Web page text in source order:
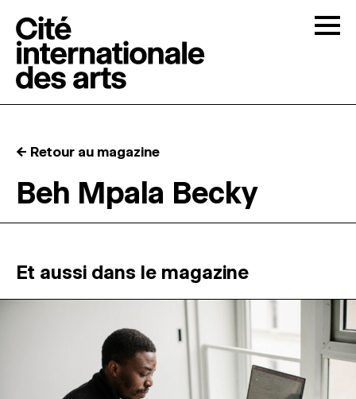
RÉSIDENCES ↓
ATELIERS OUVERTS
← Retour au magazine
Beh Mpala Becky
Et aussi dans le magazine